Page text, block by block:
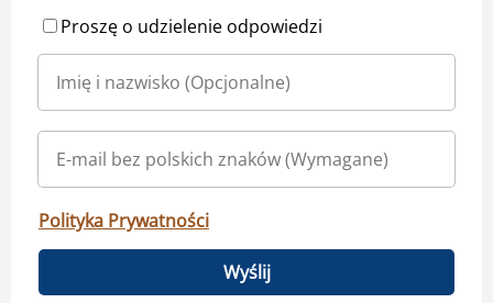
Proszę o udzielenie odpowiedzi
Polityka Prywatności
Wyślij